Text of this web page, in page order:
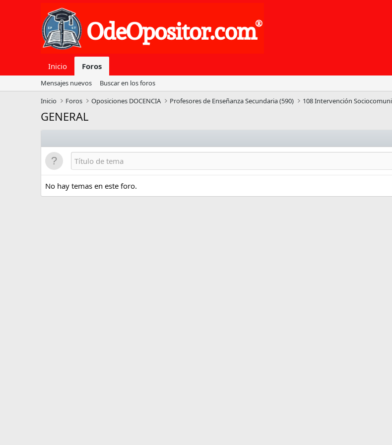
Inicio Foros
Mensajes nuevos
Buscar en los foros
Inicio
Foros Oposiciones DOCENCIA Profesores de Enseñanza Secundaria (590) 108 Intervención
GENERAL
No hay temas en este foro.